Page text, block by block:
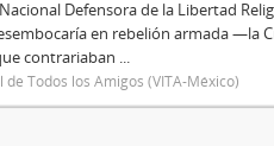
Defensora de la Libertad
en rebelión armada —la
contrariaban ...
Todos los Amigos (VITA-México)